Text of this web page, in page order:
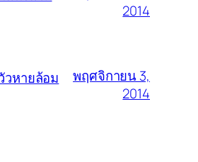
2014
วหายล้อม
พฤศจิกายน 3,
2014